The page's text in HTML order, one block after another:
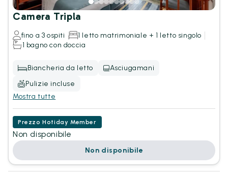
Camera Tripla
fino a 3 ospiti
1 letto matrimoniale + 1 letto singolo
1 bagno con doccia
Biancheria da letto
Asciugamani
Pulizie incluse
Mostra tutte
Prezzo Hotiday Member
Non disponibile
Non disponibile